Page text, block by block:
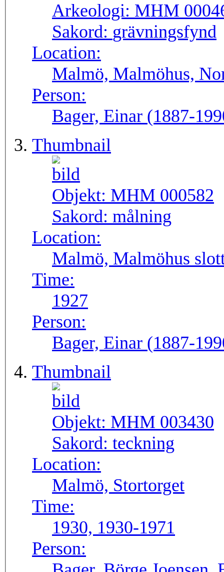
Arkeologi: MHM
Sakord: grävningsfynd
Location:
Malmö, Malmöhus,
Person:
Bager, Einar (1887-
Thumbnail
Objekt: MHM 000582
Sakord: målning
Location:
Malmö, Malmöhus
Time:
1927
Person:
Bager, Einar (1887-
Thumbnail
Objekt: MHM 003430
Sakord: teckning
Location:
Malmö, Stortorget
Time:
1930, 1930-1971
Person: